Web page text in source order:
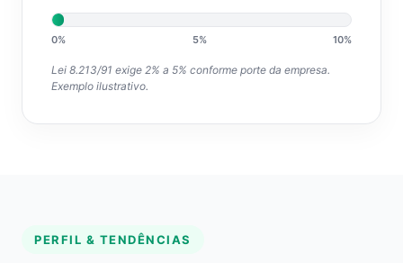
0% 5% 10%
Lei 8.213/91 exige 2% a 5% conforme porte da empresa.
Exemplo ilustrativo.
PERFIL & TENDÊNCIAS